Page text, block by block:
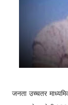
जनता उच्चतर